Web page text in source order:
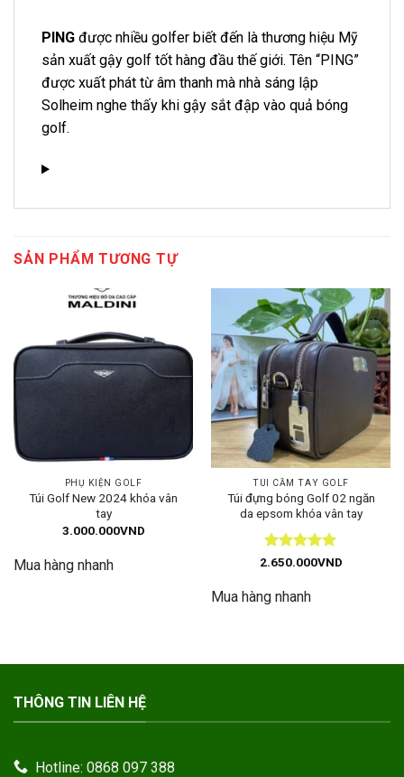
PING được nhiều golfer biết đến là thương hiệu Mỹ
sản xuất gậy golf tốt hàng đầu thế giới. Tên “PING”
được xuất phát từ âm thanh mà nhà sáng lập
Solheim nghe thấy khi gậy sắt đập vào quả bóng
golf.
SẢN PHẨM TƯƠNG TỰ
PHỤ KIỆN GOLF
Túi Golf New 2024 khóa vân
tay
3.000.000VND
Mua hàng nhanh
TÚI CẦM TAY GOLF
Túi đựng bóng Golf 02 ngăn
da epsom khóa vân tay
Được xếp
sao
2.650.000VND
Mua hàng nhanh
THÔNG TIN LIÊN HỆ
Hotline: 0868 097 388